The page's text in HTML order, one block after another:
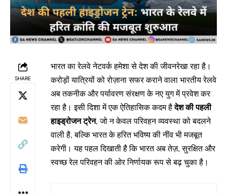
SHARE
भारत का रेलवे नेटवर्क हमेशा से देश की जीवनरेखा रहा है।
करोड़ों यात्रियों को रोज़ाना सफर कराने वाला भारतीय रेलवे
अब तकनीक और पर्यावरण संरक्षण के नए युग में प्रवेश कर
रहा है। इसी दिशा में एक ऐतिहासिक कदम हैदेश की पहली
हाइड्रोजन ट्रेन, जो न केवल परिवहन व्यवस्था को बदलने
वाली है, बल्कि भारत के हरित भविष्य की नींव भी मजबूत
करेगी। यह पहल दिखाती है कि भारत अब तेज़, सुरक्षित और
स्वच्छ रेल परिवहन की ओर निर्णायक रूप से बढ़ चुका है।